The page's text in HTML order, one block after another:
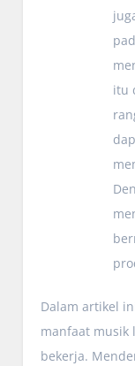
itu
Dalam artikel
manfaat musik
bekerja.